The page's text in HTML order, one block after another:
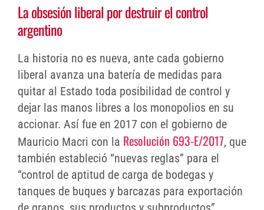
La obsesión liberal por destruir el control
argentino
La historia no es nueva, ante cada gobierno
liberal avanza una batería de medidas para
quitar al Estado toda posibilidad de control y
dejar las manos libres a los monopolios en su
accionar. Así fue en 2017 con el gobierno de
Mauricio Macri con la Resolución 693-E/2017, que
también estableció “nuevas reglas” para el
“control de aptitud de carga de bodegas y
tanques de buques y barcazas para exportación